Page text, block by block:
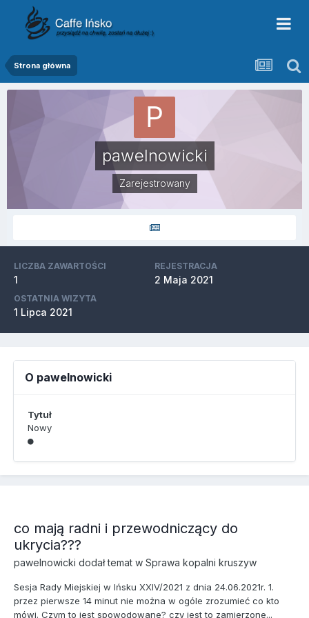
Strona główna
pawelnowicki
Zarejestrowany
LICZBA ZAWARTOŚCI
1
REJESTRACJA
2 Maja 2021
OSTATNIA WIZYTA
1 Lipca 2021
O pawelnowicki
Tytuł
Nowy
co mają radni i przewodniczący do
ukrycia???
pawelnowicki dodał temat w Sprawa kopalni kruszyw
Sesja Rady Miejskiej w Ińsku XXIV/2021 z dnia 24.06.2021r. 1.
przez pierwsze 14 minut nie można w ogóle zrozumieć co kto
mówi. Czym to jest spowodowane? czy jest to zamierzone...